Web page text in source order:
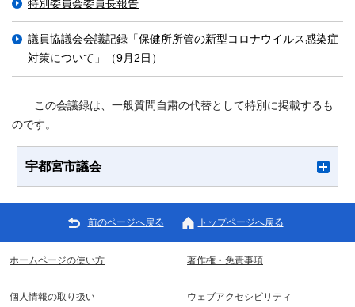
特別委員会委員長報告
議員協議会会議記録「保健所所管の新型コロナウイルス感染症
対策について」（9月2日）
この会議録は、一般質問自粛の代替として特別に掲載するも
のです。
宇都宮市議会
前のページへ戻る トップページへ戻る
ホームページの使い方 著作権・免責事項
個人情報の取り扱い ウェブアクセシビリティ